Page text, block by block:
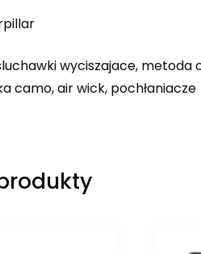
wyciszajace,
camo, air wick, pochłaniacze